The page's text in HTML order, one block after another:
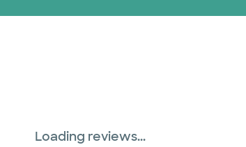
Plan de Salud
Loading reviews...